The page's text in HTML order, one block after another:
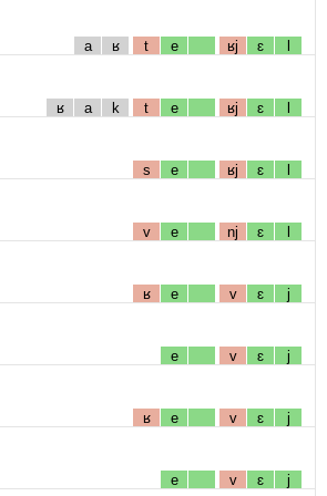
a ʁ t e ʁj ɛ l
ʁ a k t e ʁj ɛ l
s e ʁj ɛ l
v e nj ɛ l
ʁ e v ɛ j
e v ɛ j
ʁ e v ɛ j
e v ɛ j